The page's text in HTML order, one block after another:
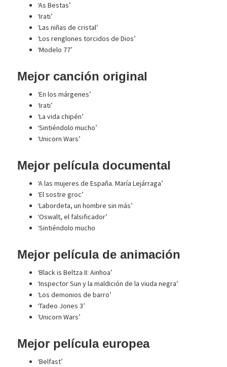
‘As Bestas’
‘Irati’
‘Las niñas de cristal’
‘Los renglones torcidos de Dios’
‘Modelo 77’
Mejor canción original
‘En los márgenes’
‘Irati’
‘La vida chipén’
‘Sintiéndolo mucho’
‘Unicorn Wars’
Mejor película documental
‘A las mujeres de España. María Lejárraga’
‘El sostre groc’
‘Labordeta, un hombre sin más’
‘Oswalt, el falsificador’
‘Sintiéndolo mucho
Mejor película de animación
‘Black is Beltza II: Ainhoa’
‘Inspector Sun y la maldición de la viuda negra’
‘Los demonios de barro’
‘Tadeo Jones 3’
‘Unicorn Wars’
Mejor película europea
‘Belfast’